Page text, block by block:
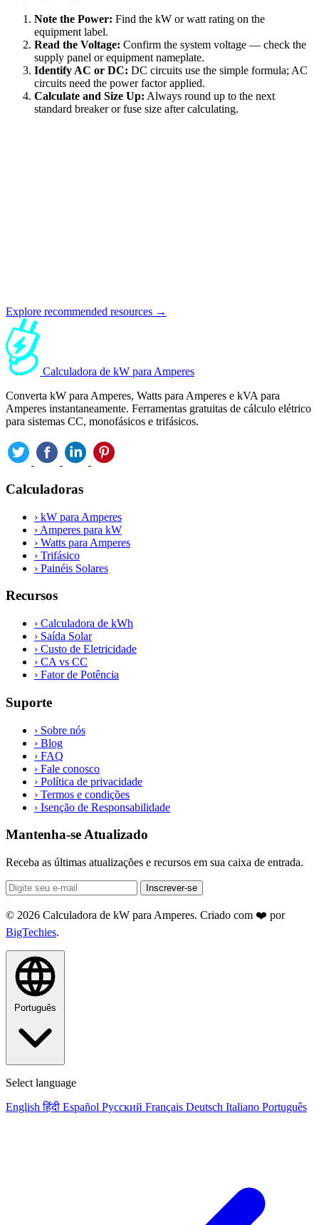
Note the Power: Find the kW or watt rating on the
equipment label.
Read the Voltage: Confirm the system voltage — check the
supply panel or equipment nameplate.
Identify AC or DC: DC circuits use the simple formula; AC
circuits need the power factor applied.
Calculate and Size Up: Always round up to the next
standard breaker or fuse size after calculating.
Explore recommended resources →
Calculadora de kW para Amperes
Converta kW para Amperes, Watts para Amperes e kVA para
Amperes instantaneamente. Ferramentas gratuitas de cálculo elétrico
para sistemas CC, monofásicos e trifásicos.
Calculadoras
› kW para Amperes
› Amperes para kW
› Watts para Amperes
› Trifásico
› Painéis Solares
Recursos
› Calculadora de kWh
› Saída Solar
› Custo de Eletricidade
› CA vs CC
› Fator de Potência
Suporte
› Sobre nós
› Blog
› FAQ
› Fale conosco
› Política de privacidade
› Termos e condições
› Isenção de Responsabilidade
Mantenha-se Atualizado
Receba as últimas atualizações e recursos em sua caixa de entrada.
Inscrever-se
© 2026 Calculadora de kW para Amperes. Criado com ❤️ por
BigTechies.
Português
Select language
English हिंदी Español Русский Français Deutsch Italiano Português